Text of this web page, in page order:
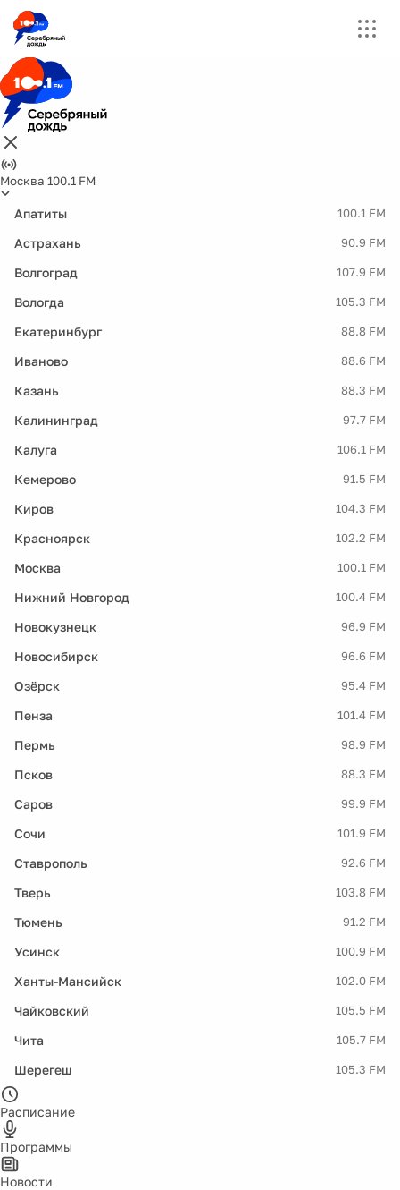
Москва 100.1 FM
Апатиты 100.1 FM
Астрахань 90.9 FM
Волгоград 107.9 FM
Вологда 105.3 FM
Екатеринбург 88.8 FM
Иваново 88.6 FM
Казань 88.3 FM
Калининград 97.7 FM
Калуга 106.1 FM
Кемерово 91.5 FM
Киров 104.3 FM
Красноярск 102.2 FM
Москва 100.1 FM
Нижний Новгород 100.4 FM
Новокузнецк 96.9 FM
Новосибирск 96.6 FM
Озёрск 95.4 FM
Пенза 101.4 FM
Пермь 98.9 FM
Псков 88.3 FM
Саров 99.9 FM
Сочи 101.9 FM
Ставрополь 92.6 FM
Тверь 103.8 FM
Тюмень 91.2 FM
Усинск 100.9 FM
Ханты-Мансийск 102.0 FM
Чайковский 105.5 FM
Чита 105.7 FM
Шерегеш 105.3 FM
Расписание
Программы
Новости